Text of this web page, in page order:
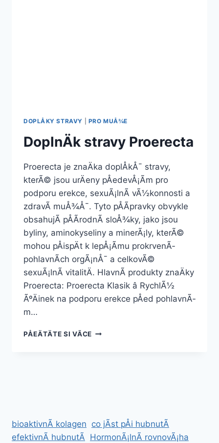
DOPLÅKY STRAVY PRO MUÅ¾E
DoplnÄk stravy Proerecta
Proerecta je znaÄka doplÅkÅ¯ stravy,
kterÃ© jsou urÄeny pÅedevÅ¡Ã­m pro
podporu erekce, sexuÃ¡lnÃ­ vÃ½konnosti a
zdravÃ­ muÅ¾Å¯. Tyto pÅÃ­pravky obvykle
obsahujÃ­ pÅÃ­rodnÃ­ sloÅ¾ky, jako jsou
byliny, aminokyseliny a minerÃ¡ly, kterÃ©
mohou pÅispÄt k lepÅ¡Ã­mu prokrvenÃ­
pohlavnÃ­ch orgÃ¡nÅ¯ a celkovÃ©
sexuÃ¡lnÃ­ vitalitÄ. HlavnÃ­ produkty znaÄky
Proerecta: Proerecta Klasik â RychlÃ½
ÃºÄinek na podporu erekce pÅed pohlavnÃ­
m…
PÅEÄTÄTE SI VÃ­CEDOPLNÄK
bioaktivnÃ­ kolagen co jÃ­st pÅi hubnutÃ­
efektivnÃ­ hubnutÃ­ HormonÃ¡lnÃ­ rovnovÃ¡ha